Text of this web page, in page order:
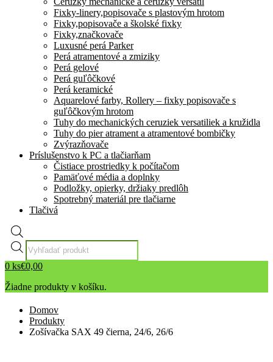
Fixky-linery,popisovače s plastovým hrotom
Fixky,popisovače a školské fixky
Fixky,značkovače
Luxusné perá Parker
Perá atramentové a zmiziky
Perá gelové
Perá guľôčkové
Perá keramické
Aquarelové farby, Rollery – fixky popisovače s
guľôčkovým hrotom
Tuhy do mechanických ceruziek versatiliek a kružidla
Tuhy do pier atrament a atramentové bombičky
Zvýrazňovače
Príslušenstvo k PC a tlačiarňam
Čistiace prostriedky k počítačom
Pamäťové média a doplnky
Podložky, opierky, držiaky predlôh
Spotrebný materiál pre tlačiarne
Tlačivá
Products
search
0 ks€0,00
Žiadne produkty v košíku.
Domov
Produkty
Zošívačka SAX 49 čierna, 24/6, 26/6